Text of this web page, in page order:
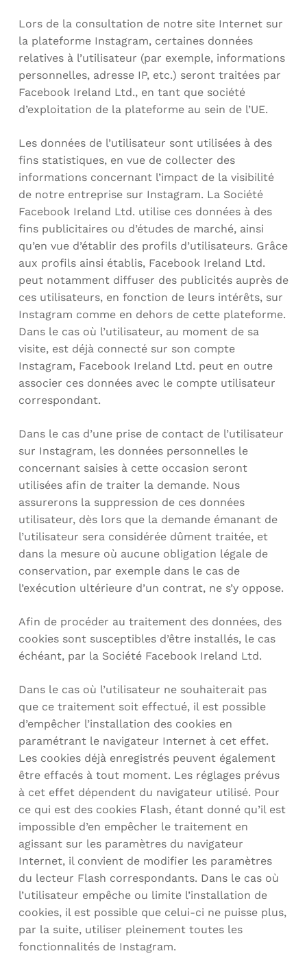
Lors de la consultation de notre site Internet sur
la plateforme Instagram, certaines données
relatives à l’utilisateur (par exemple, informations
personnelles, adresse IP, etc.) seront traitées par
Facebook Ireland Ltd., en tant que société
d’exploitation de la plateforme au sein de l’UE.
Les données de l’utilisateur sont utilisées à des
fins statistiques, en vue de collecter des
informations concernant l’impact de la visibilité
de notre entreprise sur Instagram. La Société
Facebook Ireland Ltd. utilise ces données à des
fins publicitaires ou d’études de marché, ainsi
qu’en vue d’établir des profils d’utilisateurs. Grâce
aux profils ainsi établis, Facebook Ireland Ltd.
peut notamment diffuser des publicités auprès de
ces utilisateurs, en fonction de leurs intérêts, sur
Instagram comme en dehors de cette plateforme.
Dans le cas où l’utilisateur, au moment de sa
visite, est déjà connecté sur son compte
Instagram, Facebook Ireland Ltd. peut en outre
associer ces données avec le compte utilisateur
correspondant.
Dans le cas d’une prise de contact de l’utilisateur
sur Instagram, les données personnelles le
concernant saisies à cette occasion seront
utilisées afin de traiter la demande. Nous
assurerons la suppression de ces données
utilisateur, dès lors que la demande émanant de
l’utilisateur sera considérée dûment traitée, et
dans la mesure où aucune obligation légale de
conservation, par exemple dans le cas de
l’exécution ultérieure d’un contrat, ne s’y oppose.
Afin de procéder au traitement des données, des
cookies sont susceptibles d’être installés, le cas
échéant, par la Société Facebook Ireland Ltd.
Dans le cas où l’utilisateur ne souhaiterait pas
que ce traitement soit effectué, il est possible
d’empêcher l’installation des cookies en
paramétrant le navigateur Internet à cet effet.
Les cookies déjà enregistrés peuvent également
être effacés à tout moment. Les réglages prévus
à cet effet dépendent du navigateur utilisé. Pour
ce qui est des cookies Flash, étant donné qu’il est
impossible d’en empêcher le traitement en
agissant sur les paramètres du navigateur
Internet, il convient de modifier les paramètres
du lecteur Flash correspondants. Dans le cas où
l’utilisateur empêche ou limite l’installation de
cookies, il est possible que celui-ci ne puisse plus,
par la suite, utiliser pleinement toutes les
fonctionnalités de Instagram.